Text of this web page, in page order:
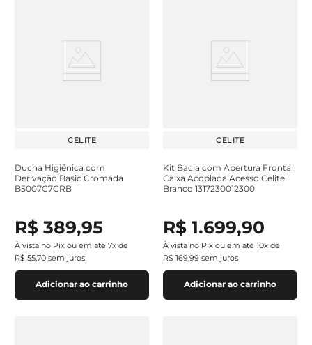
CELITE
Ducha Higiênica com
Derivação Basic Cromada
B5007C7CRB
R$ 389,95
À vista no Pix ou em até 7x de
R$ 55,70 sem juros
Adicionar ao carrinho
CELITE
Kit Bacia com Abertura Frontal
Caixa Acoplada Acesso Celite
Branco 1317230012300
R$ 1.699,90
À vista no Pix ou em até 10x de
R$ 169,99 sem juros
Adicionar ao carrinho